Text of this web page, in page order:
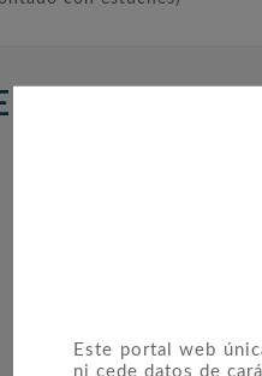
Este portal web
ni cede datos de